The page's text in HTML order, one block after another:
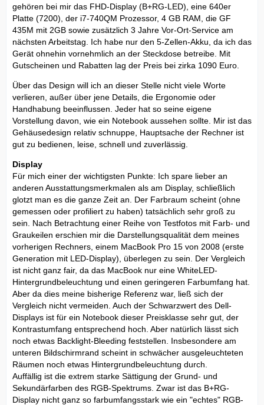
gehören bei mir das FHD-Display (B+RG-LED), eine 640er
Platte (7200), der i7-740QM Prozessor, 4 GB RAM, die GF
435M mit 2GB sowie zusätzlich 3 Jahre Vor-Ort-Service am
nächsten Arbeitstag. Ich habe nur den 5-Zellen-Akku, da ich das
Gerät ohnehin vornehmlich an der Steckdose betreibe. Mit
Gutscheinen und Rabatten lag der Preis bei zirka 1090 Euro.
Über das Design will ich an dieser Stelle nicht viele Worte
verlieren, außer über jene Details, die Ergonomie oder
Handhabung beeinflussen. Jeder hat so seine eigene
Vorstellung davon, wie ein Notebook aussehen sollte. Mir ist das
Gehäusedesign relativ schnuppe, Hauptsache der Rechner ist
gut zu bedienen, leise, schnell und zuverlässig.
Display
Für mich einer der wichtigsten Punkte: Ich spare lieber an
anderen Ausstattungsmerkmalen als am Display, schließlich
glotzt man es die ganze Zeit an. Der Farbraum scheint (ohne
gemessen oder profiliert zu haben) tatsächlich sehr groß zu
sein. Nach Betrachtung einer Reihe von Testfotos mit Farb- und
Graukeilen erschien mir die Darstellungsqualität dem meines
vorherigen Rechners, einem MacBook Pro 15 von 2008 (erste
Generation mit LED-Display), überlegen zu sein. Der Vergleich
ist nicht ganz fair, da das MacBook nur eine WhiteLED-
Hintergrundbeleuchtung und einen geringeren Farbumfang hat.
Aber da dies meine bisherige Referenz war, ließ sich der
Vergleich nicht vermeiden. Auch der Schwarzwert des Dell-
Displays ist für ein Notebook dieser Preisklasse sehr gut, der
Kontrastumfang entsprechend hoch. Aber natürlich lässt sich
noch etwas Backlight-Bleeding feststellen. Insbesondere am
unteren Bildschirmrand scheint in schwächer ausgeleuchteten
Räumen noch etwas Hintergrundbeleuchtung durch.
Auffällig ist die extrem starke Sättigung der Grund- und
Sekundärfarben des RGB-Spektrums. Zwar ist das B+RG-
Display nicht ganz so farbumfangsstark wie ein "echtes" RGB-